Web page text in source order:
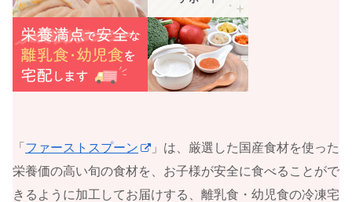
「 ファーストスプーン
」は、厳選した国産食材を使った
栄養価の高い旬の食材を、お子様が安全に食べることがで
きるように加工してお届けする、離乳食・幼児食の冷凍宅